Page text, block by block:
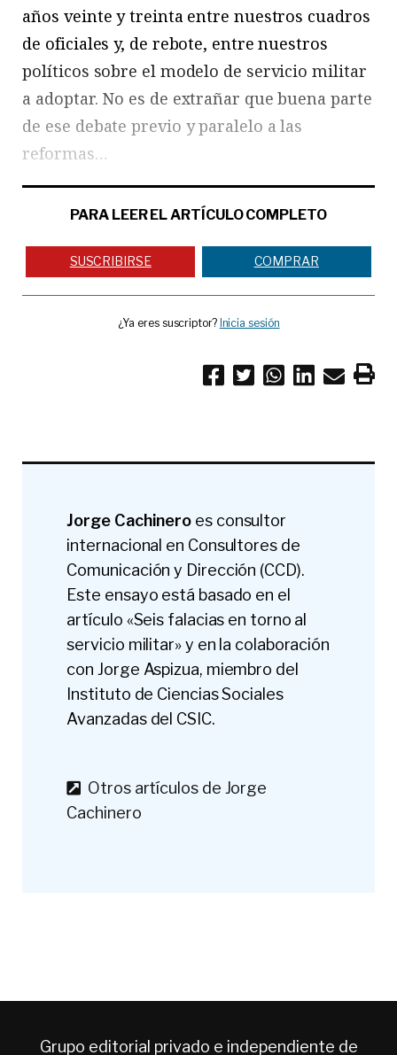
años veinte y treinta entre nuestros cuadros
de oficiales y, de rebote, entre nuestros
políticos sobre el modelo de servicio militar
a adoptar. No es de extrañar que buena parte
de ese debate previo y paralelo a las
reformas…
PARA LEER EL ARTÍCULO COMPLETO
SUSCRIBIRSE COMPRAR
¿Ya eres suscriptor? Inicia sesión
Jorge Cachinero es consultor
internacional en Consultores de
Comunicación y Dirección (CCD).
Este ensayo está basado en el
artículo «Seis falacias en torno al
servicio militar» y en la colaboración
con Jorge Aspizua, miembro del
Instituto de Ciencias Sociales
Avanzadas del CSIC.
Otros artículos de Jorge
Cachinero
Grupo editorial privado e independiente de